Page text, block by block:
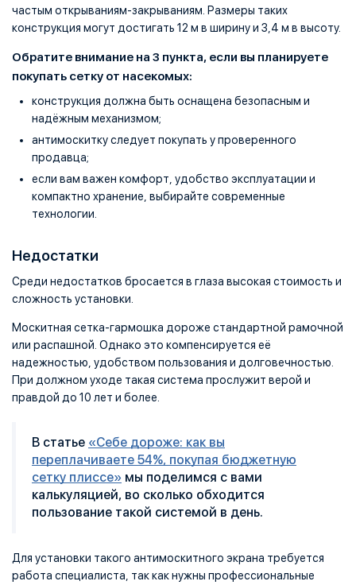
частым открываниям-закрываниям. Размеры таких
конструкция могут достигать 12 м в ширину и 3,4 м в высоту.
Обратите внимание на 3 пункта, если вы планируете
покупать сетку от насекомых:
конструкция должна быть оснащена безопасным и
надёжным механизмом;
антимоскитку следует покупать у проверенного
продавца;
если вам важен комфорт, удобство эксплуатации и
компактно хранение, выбирайте современные
технологии.
Недостатки
Среди недостатков бросается в глаза высокая стоимость и
сложность установки.
Москитная сетка-гармошка дороже стандартной рамочной
или распашной. Однако это компенсируется её
надежностью, удобством пользования и долговечностью.
При должном уходе такая система прослужит верой и
правдой до 10 лет и более.
В статье «Себе дороже: как вы
переплачиваете 54%, покупая бюджетную
сетку плиссе» мы поделимся с вами
калькуляцией, во сколько обходится
пользование такой системой в день.
Для установки такого антимоскитного экрана требуется
работа специалиста, так как нужны профессиональные